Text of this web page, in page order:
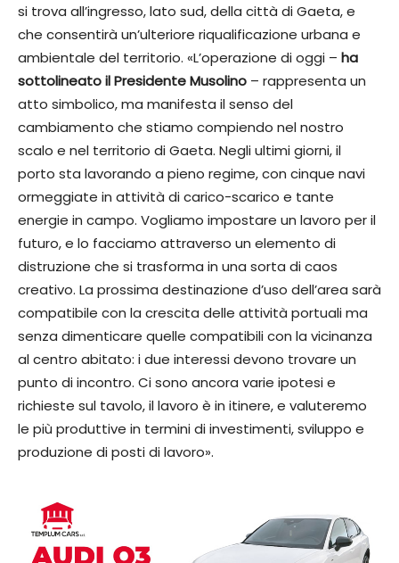
si trova all’ingresso, lato sud, della città di Gaeta, e
che consentirà un’ulteriore riqualificazione urbana e
ambientale del territorio. «L’operazione di oggi – ha
sottolineato il Presidente Musolino – rappresenta un
atto simbolico, ma manifesta il senso del
cambiamento che stiamo compiendo nel nostro
scalo e nel territorio di Gaeta. Negli ultimi giorni, il
porto sta lavorando a pieno regime, con cinque navi
ormeggiate in attività di carico-scarico e tante
energie in campo. Vogliamo impostare un lavoro per il
futuro, e lo facciamo attraverso un elemento di
distruzione che si trasforma in una sorta di caos
creativo. La prossima destinazione d’uso dell’area sarà
compatibile con la crescita delle attività portuali ma
senza dimenticare quelle compatibili con la vicinanza
al centro abitato: i due interessi devono trovare un
punto di incontro. Ci sono ancora varie ipotesi e
richieste sul tavolo, il lavoro è in itinere, e valuteremo
le più produttive in termini di investimenti, sviluppo e
produzione di posti di lavoro».